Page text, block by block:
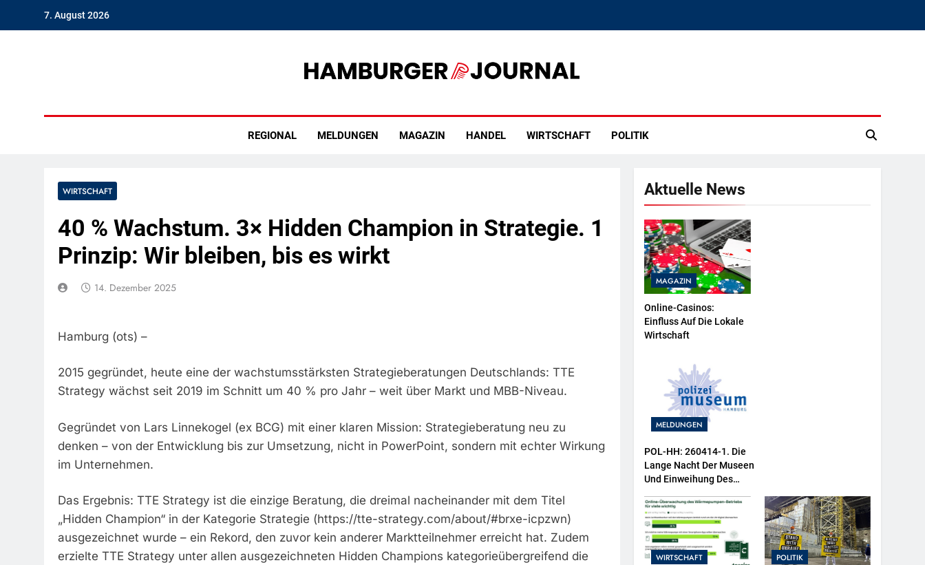
7. August 2026
REGIONAL MELDUNGEN MAGAZIN HANDEL WIRTSCHAFT POLITIK
WIRTSCHAFT
40 % Wachstum. 3× Hidden Champion in Strategie. 1
Prinzip: Wir bleiben, bis es wirkt
14. Dezember 2025
Hamburg (ots) –
2015 gegründet, heute eine der wachstumsstärksten Strategieberatungen Deutschlands: TTE
Strategy wächst seit 2019 im Schnitt um 40 % pro Jahr – weit über Markt und MBB-Niveau.
Gegründet von Lars Linnekogel (ex BCG) mit einer klaren Mission: Strategieberatung neu zu
denken – von der Entwicklung bis zur Umsetzung, nicht in PowerPoint, sondern mit echter Wirkung
im Unternehmen.
Das Ergebnis: TTE Strategy ist die einzige Beratung, die dreimal nacheinander mit dem Titel
„Hidden Champion“ in der Kategorie Strategie (https://tte-strategy.com/about/#brxe-icpzwn)
ausgezeichnet wurde – ein Rekord, den zuvor kein anderer Marktteilnehmer erreicht hat. Zudem
erzielte TTE Strategy unter allen ausgezeichneten Hidden Champions kategorieübergreifend die
Aktuelle News
MAGAZIN
Online-Casinos:
Einfluss Auf Die Lokale
Wirtschaft
MELDUNGEN
POL-HH: 260414-1. Die
Lange Nacht Der Museen
Und Einweihung Des
Sowie Neuer
Ausstellungsbereiche Im
Polizeimuseum Hamburg
WIRTSCHAFT POLITIK